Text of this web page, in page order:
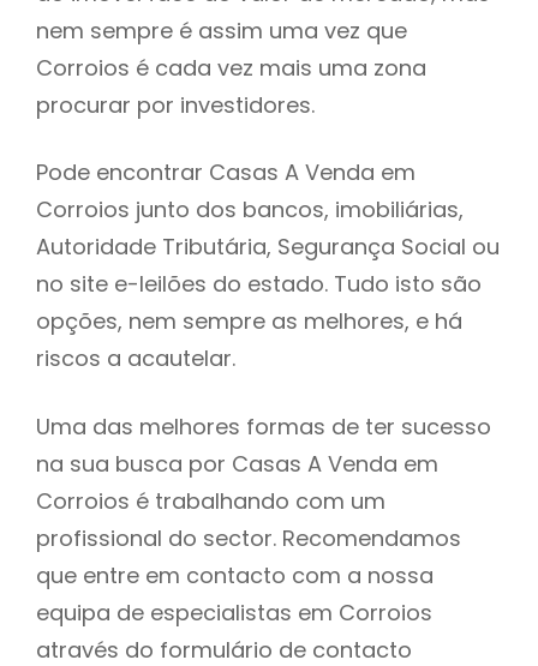
nem sempre é assim uma vez que
Corroios é cada vez mais uma zona
procurar por investidores.
Pode encontrar Casas A Venda em
Corroios junto dos bancos, imobiliárias,
Autoridade Tributária, Segurança Social ou
no site e-leilões do estado. Tudo isto são
opções, nem sempre as melhores, e há
riscos a acautelar.
Uma das melhores formas de ter sucesso
na sua busca por Casas A Venda em
Corroios é trabalhando com um
profissional do sector. Recomendamos
que entre em contacto com a nossa
equipa de especialistas em Corroios
através do formulário de contacto